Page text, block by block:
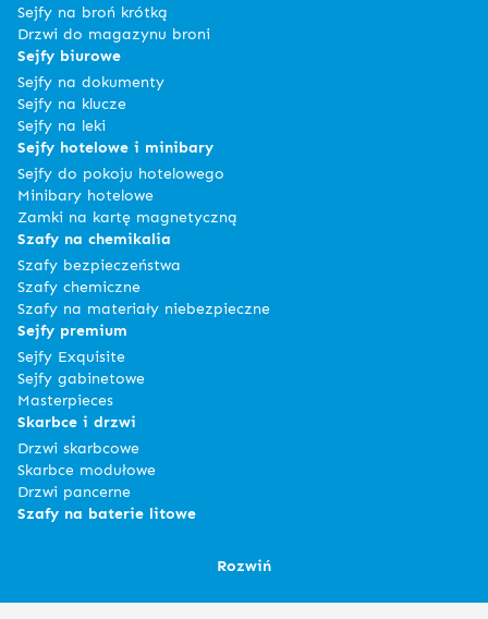
Sejfy na broń krótką
Drzwi do magazynu broni
Sejfy biurowe
Sejfy na dokumenty
Sejfy na klucze
Sejfy na leki
Sejfy hotelowe i minibary
Sejfy do pokoju hotelowego
Minibary hotelowe
Zamki na kartę magnetyczną
Szafy na chemikalia
Szafy bezpieczeństwa
Szafy chemiczne
Szafy na materiały niebezpieczne
Sejfy premium
Sejfy Exquisite
Sejfy gabinetowe
Masterpieces
Skarbce i drzwi
Drzwi skarbcowe
Skarbce modułowe
Drzwi pancerne
Szafy na baterie litowe
Rozwiń